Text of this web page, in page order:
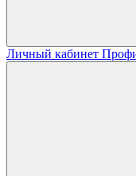
Личный кабинет